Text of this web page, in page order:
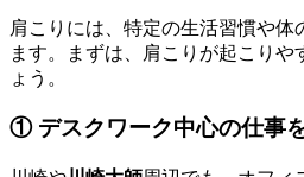
肩こりには、特定の生活習慣や体
ます。まずは、肩こりが起こりや
ょう。
① デスクワーク中心の仕事